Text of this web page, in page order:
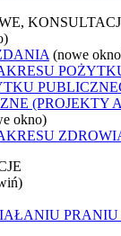
(nowe
(PROJEKTY
okno)